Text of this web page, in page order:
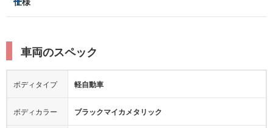
サンルーフ/ガラスルーフ
ルーフレール
エアロパーツ
ローダウン
シートヒーター
カーナビ：-
レーンキープアシスト
横滑り防止装置
衝突被害軽減プレーキ
カメラ：-
エアバッグ：
4エアバッグ
車両のスペック
ボディタイプ 軽自動車
ボディカラー ブラックマイカメタリック